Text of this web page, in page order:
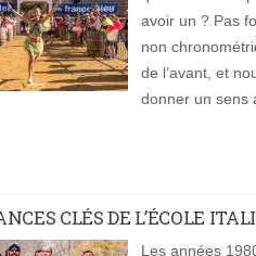
avoir un ? Pas
non
de l’avant, et
donner un sens
CLÉS DE L’ÉCOLE
Les années